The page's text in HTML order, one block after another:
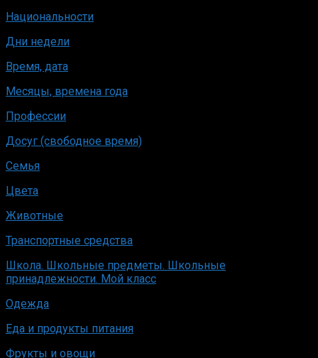
Национальности
Дни недели
Время, дата
Месяцы, времена года
Профессии
Досуг (свободное время)
Семья
Цвета
Животные
Транспортные средства
Школа. Школьные предметы. Школьные
принадлежности. Мой класс
Одежда
Еда и продукты питания
Фрукты и овощи